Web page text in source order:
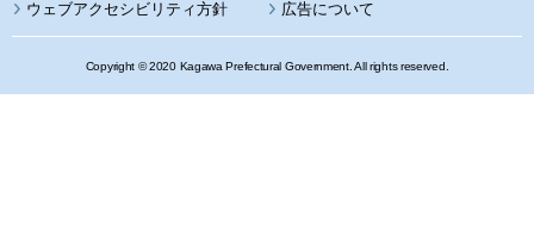
ウェブアクセシビリティ方針 広告について
Copyright © 2020 Kagawa Prefectural Government. All rights reserved.